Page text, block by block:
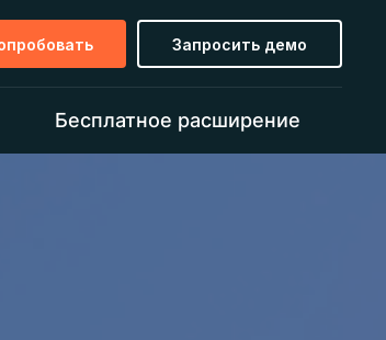
Запросить демо
Бесплатное расширение